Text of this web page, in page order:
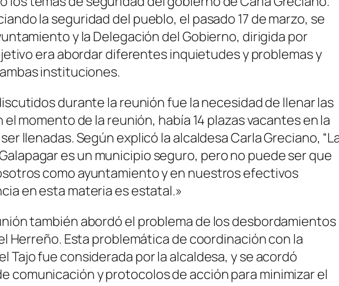
la seguridad del pueblo, el pasado 17 de marzo, se
y la Delegación del Gobierno, dirigida por
era abordar diferentes inquietudes y problemas y
instituciones.
durante la reunión fue la necesidad de llenar las
el momento de la reunión, había 14 plazas vacantes en la
llenadas. Según explicó la alcaldesa Carla Greciano,
es un municipio seguro, pero no puede ser que
como ayuntamiento y en nuestros efectivos
en esta materia es estatal.»
también abordó el problema de los desbordamientos
Herreño. Esta problemática de coordinación con la
Tajo fue considerada por la alcaldesa, y se acordó
comunicación y protocolos de acción para minimizar el